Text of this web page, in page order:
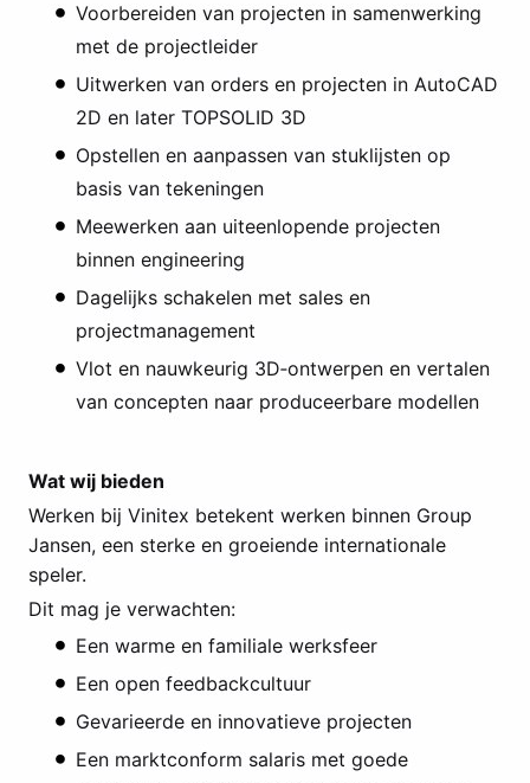
Voorbereiden van projecten in samenwerking
met de projectleider
Uitwerken van orders en projecten in AutoCAD
2D en later TOPSOLID 3D
Opstellen en aanpassen van stuklijsten op
basis van tekeningen
Meewerken aan uiteenlopende projecten
binnen engineering
Dagelijks schakelen met sales en
projectmanagement
Vlot en nauwkeurig 3D‑ontwerpen en vertalen
van concepten naar produceerbare modellen
Wat wij bieden
Werken bij Vinitex betekent werken binnen Group
Jansen, een sterke en groeiende internationale
speler.
Dit mag je verwachten:
Een warme en familiale werksfeer
Een open feedbackcultuur
Gevarieerde en innovatieve projecten
Een marktconform salaris met goede